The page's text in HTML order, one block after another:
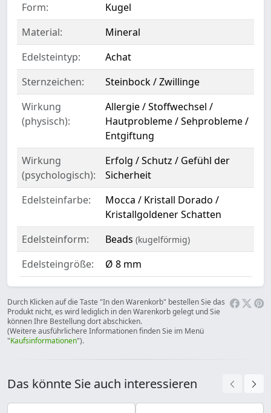
Form:
Kugel
Material:
Mineral
Edelsteintyp:
Achat
Sternzeichen:
Steinbock / Zwillinge
Wirkung
(physisch):
Allergie / Stoffwechsel /
Hautprobleme / Sehprobleme /
Entgiftung
Wirkung
(psychologisch):
Erfolg / Schutz / Gefühl der
Sicherheit
Edelsteinfarbe:
Mocca / Kristall Dorado /
Kristallgoldener Schatten
Edelsteinform:
Beads (kugelförmig)
Edelsteingröße: Ø 8 mm
Durch Klicken auf die Taste "In den Warenkorb" bestellen Sie das
Produkt nicht, es wird lediglich in den Warenkorb gelegt und Sie
können Ihre Bestellung dort abschicken.
(Weitere ausführlichere Informationen finden Sie im Menü
"Kaufsinformationen").
Das könnte Sie auch interessieren